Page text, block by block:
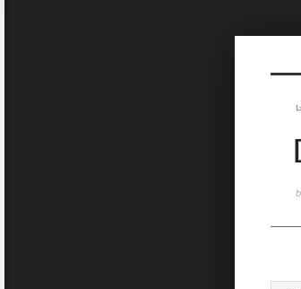
Sketchbook5, 스케치북5
Sketchbook5, 스케치북5